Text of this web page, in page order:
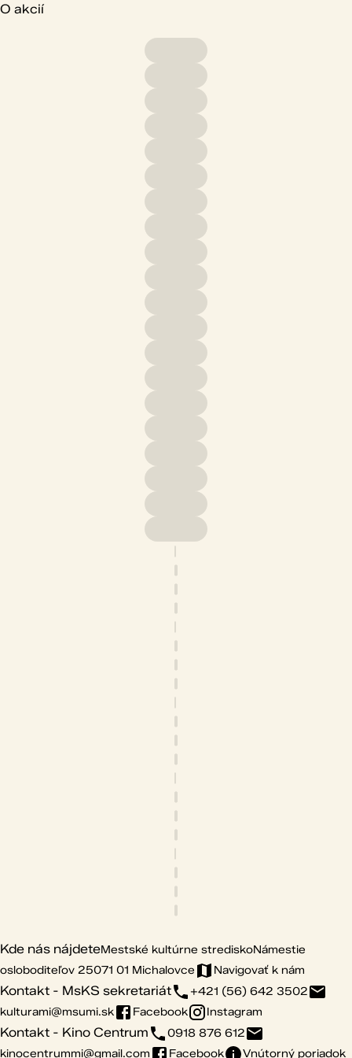
O akcií
Kde nás nájdeteMestské kultúrne strediskoNámestie
osloboditeľov 25071 01 Michalovce Navigovať k nám
Kontakt - MsKS sekretariát
+421 (56) 642 3502
kulturami@msumi.sk
Facebook Instagram
Kontakt - Kino Centrum
0918 876 612
kinocentrummi@gmail.com
Facebook Vnútorný poriadok